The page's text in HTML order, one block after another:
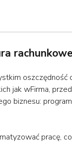
oszczędność
jak wFirma,
biznesu:
pracę,